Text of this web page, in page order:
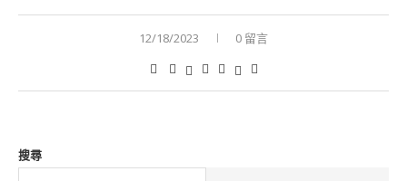
12/18/2023 0 留言
搜尋